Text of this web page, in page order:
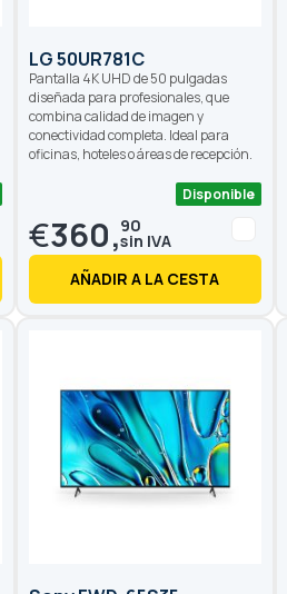
LG 50UR781C
Pantalla 4K UHD de 50 pulgadas
diseñada para profesionales, que
combina calidad de imagen y
conectividad completa. Ideal para
oficinas, hoteles o áreas de recepción.
Disponible
€360,90
AÑADIR A LA CESTA